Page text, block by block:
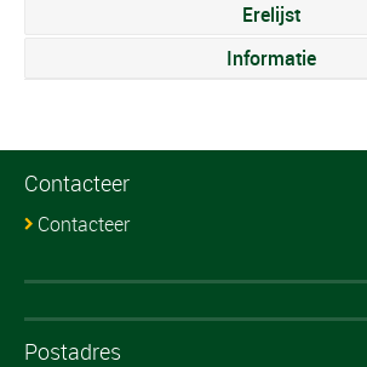
Erelijst
Informatie
Contacteer
Contacteer
Postadres